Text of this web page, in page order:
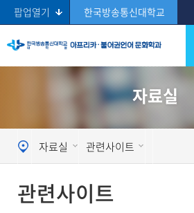
팝업열기 한국방송통신대학교
Search 자료실
자료실 관련사이트
관련사이트